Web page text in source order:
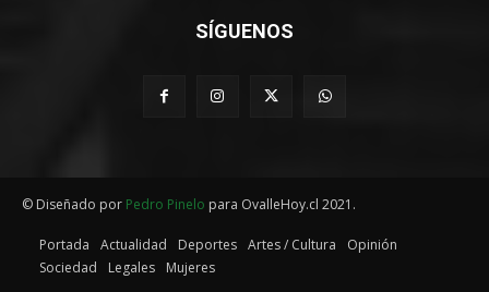
SÍGUENOS
© Diseñado por Pedro Pinelo para OvalleHoy.cl 2021.
Portada Actualidad Deportes Artes / Cultura
Opinión
Sociedad
Legales Mujeres